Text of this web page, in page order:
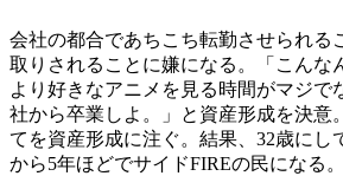
会社の都合であちこち転勤させられる
取りされることに嫌になる。「こんな
より好きなアニメを見る時間がマジで
社から卒業しよ。」と資産形成を決意
てを資産形成に注ぐ。結果、32歳にし
から5年ほどでサイドFIREの民になる